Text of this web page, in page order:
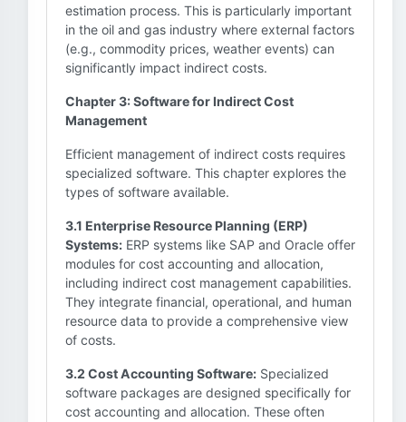
estimation process. This is particularly important
in the oil and gas industry where external factors
(e.g., commodity prices, weather events) can
significantly impact indirect costs.
Chapter 3: Software for Indirect Cost
Management
Efficient management of indirect costs requires
specialized software. This chapter explores the
types of software available.
3.1 Enterprise Resource Planning (ERP)
Systems: ERP systems like SAP and Oracle offer
modules for cost accounting and allocation,
including indirect cost management capabilities.
They integrate financial, operational, and human
resource data to provide a comprehensive view
of costs.
3.2 Cost Accounting Software: Specialized
software packages are designed specifically for
cost accounting and allocation. These often